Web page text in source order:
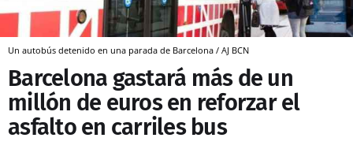
Un autobús detenido en una parada de Barcelona / AJ BCN
Barcelona gastará más de un
millón de euros en reforzar el
asfalto en carriles bus